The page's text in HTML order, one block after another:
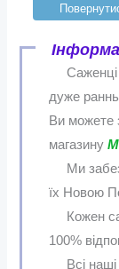
дуже
Ви можете
магазину
Ми
їх Новою
Кожен
100%
Всі